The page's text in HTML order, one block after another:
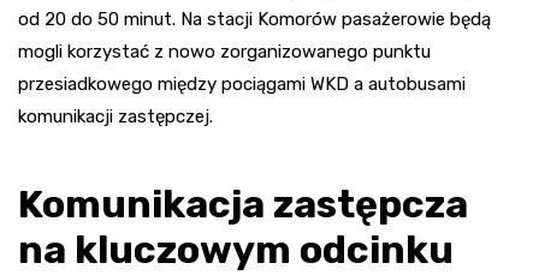
od 20 do 50 minut. Na stacji Komorów pasażerowie będą
mogli korzystać z nowo zorganizowanego punktu
przesiadkowego między pociągami WKD a autobusami
komunikacji zastępczej.
Komunikacja zastępcza
na kluczowym odcinku